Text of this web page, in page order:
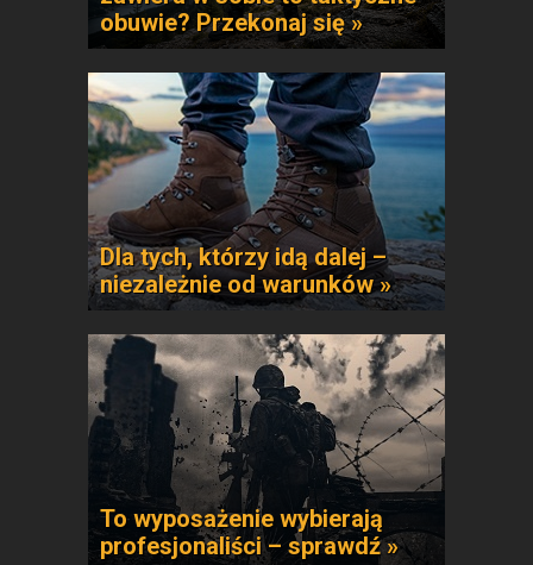
obuwie? Przekonaj się »
Dla tych, którzy idą dalej –
niezależnie od warunków »
To wyposażenie wybierają
profesjonaliści – sprawdź »